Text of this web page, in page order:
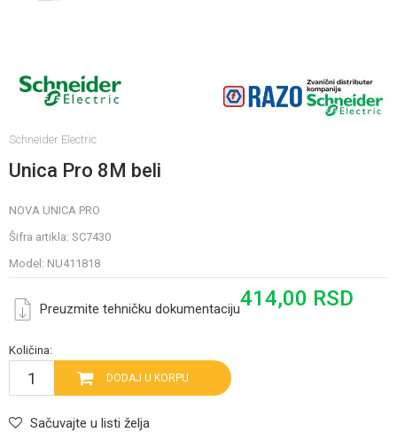
Schneider Electric
Unica Pro 8M beli
NOVA UNICA PRO
Šifra artikla: SC7430
Model: NU411818
Preuzmite tehničku dokumentaciju414,00 RSD
Količina:
DODAJ U KORPU
Sačuvajte u listi želja